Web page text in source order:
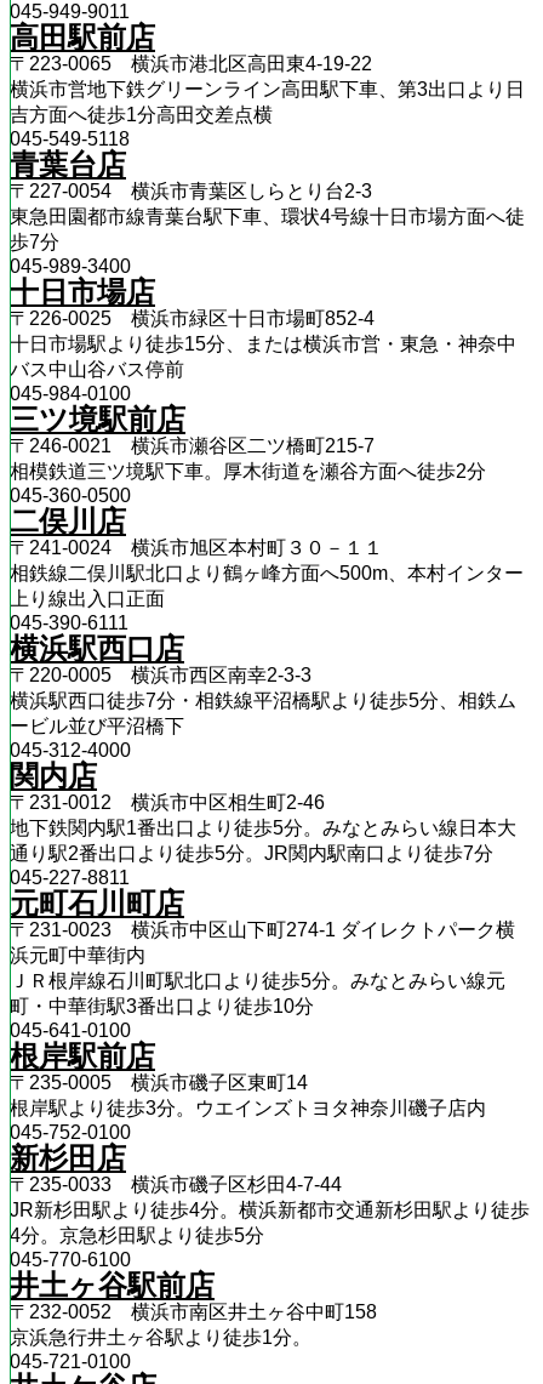
045-949-9011
高田駅前店
〒223-0065 横浜市港北区高田東4-19-22
横浜市営地下鉄グリーンライン高田駅下車、第3出口より日
吉方面へ徒歩1分高田交差点横
045-549-5118
青葉台店
〒227-0054 横浜市青葉区しらとり台2-3
東急田園都市線青葉台駅下車、環状4号線十日市場方面へ徒
歩7分
045-989-3400
十日市場店
〒226-0025 横浜市緑区十日市場町852-4
十日市場駅より徒歩15分、または横浜市営・東急・神奈中
バス中山谷バス停前
045-984-0100
三ツ境駅前店
〒246-0021 横浜市瀬谷区二ツ橋町215-7
相模鉄道三ツ境駅下車。厚木街道を瀬谷方面へ徒歩2分
045-360-0500
二俣川店
〒241-0024 横浜市旭区本村町３０－１１
相鉄線二俣川駅北口より鶴ヶ峰方面へ500m、本村インター
上り線出入口正面
045-390-6111
横浜駅西口店
〒220-0005 横浜市西区南幸2-3-3
横浜駅西口徒歩7分・相鉄線平沼橋駅より徒歩5分、相鉄ム
ービル並び平沼橋下
045-312-4000
関内店
〒231-0012 横浜市中区相生町2-46
地下鉄関内駅1番出口より徒歩5分。みなとみらい線日本大
通り駅2番出口より徒歩5分。JR関内駅南口より徒歩7分
045-227-8811
元町石川町店
〒231-0023 横浜市中区山下町274-1 ダイレクトパーク横
浜元町中華街内
ＪＲ根岸線石川町駅北口より徒歩5分。みなとみらい線元
町・中華街駅3番出口より徒歩10分
045-641-0100
根岸駅前店
〒235-0005 横浜市磯子区東町14
根岸駅より徒歩3分。ウエインズトヨタ神奈川磯子店内
045-752-0100
新杉田店
〒235-0033 横浜市磯子区杉田4-7-44
JR新杉田駅より徒歩4分。横浜新都市交通新杉田駅より徒歩
4分。京急杉田駅より徒歩5分
045-770-6100
井土ヶ谷駅前店
〒232-0052 横浜市南区井土ヶ谷中町158
京浜急行井土ヶ谷駅より徒歩1分。
045-721-0100